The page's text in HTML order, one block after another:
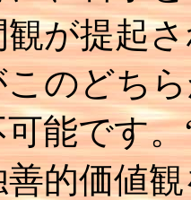
が提起
このどち
能です
的価値